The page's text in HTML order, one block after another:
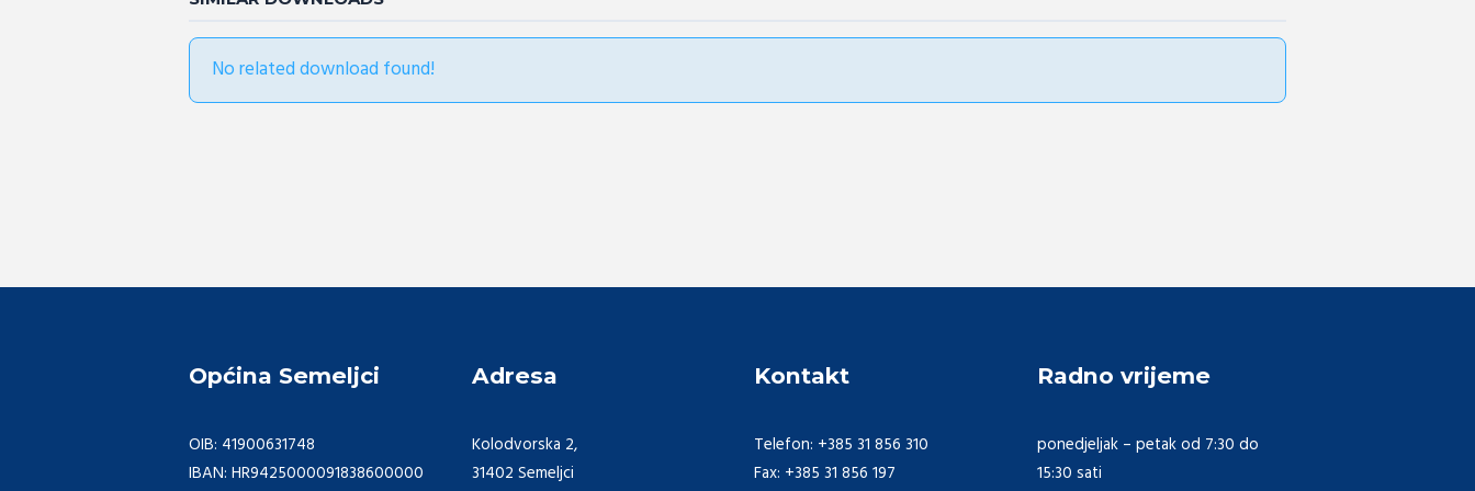
No related download found!
Općina Semeljci
OIB: 41900631748
IBAN: HR9425000091838600000
Adresa
Kolodvorska 2,
31402 Semeljci
Kontakt
Telefon: +385 31 856 310
Fax: +385 31 856 197
Radno vrijeme
ponedjeljak – petak od 7:30 do
15:30 sati